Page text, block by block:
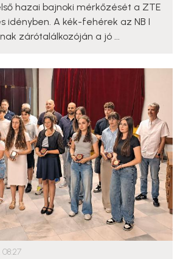
hazai bajnoki mérkőzését a ZTE
idényben. A kék-fehérek az NB I
zárótalálkozóján a jó ...
08:27